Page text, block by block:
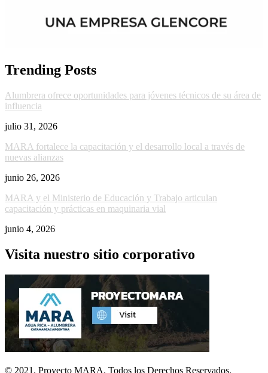
Trending Posts
Alumbrera ofrece oportunidades para jóvenes técnicos de su área de
influencia
julio 31, 2026
MARA fortalece la capacitación y el desarrollo local a través de
nuevas alianzas
junio 26, 2026
MARA y el Ministerio de Educación y Trabajo articulan
capacitación y prácticas en maquinaria vial
junio 4, 2026
Visita nuestro sitio corporativo
© 2021. Proyecto MARA. Todos los Derechos Reservados.